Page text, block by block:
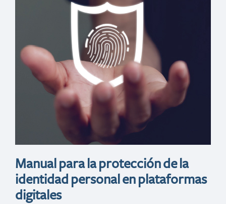
Día de ofertas
(San Valentin)
Manual para la protección de la
identidad personal en plataformas
digitales